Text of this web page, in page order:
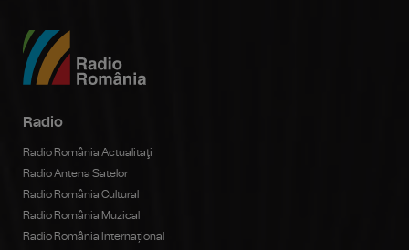
Radio
Radio România Actualitaţi
Radio Antena Satelor
Radio România Cultural
Radio România Muzical
Radio România Internațional